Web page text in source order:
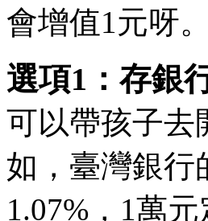
會增值1元呀。
選項1：存銀
可以帶孩子去
如，臺灣銀行
1.07%，1萬